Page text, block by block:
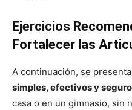
Ejercicios
Fortalecer las
A continuación, se
simples, efectivos y
casa o en un gimnasio, sin